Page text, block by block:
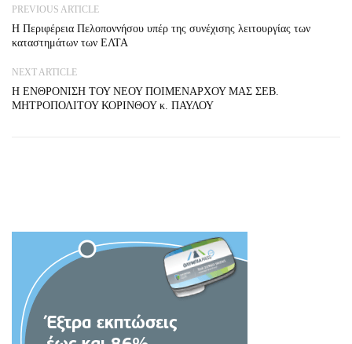
PREVIOUS ARTICLE
Η Περιφέρεια Πελοποννήσου υπέρ της συνέχισης λειτουργίας των
καταστημάτων των ΕΛΤΑ
NEXT ARTICLE
Η ΕΝΘΡΟΝΙΣΗ ΤΟΥ ΝΕΟΥ ΠΟΙΜΕΝΑΡΧΟΥ ΜΑΣ ΣΕΒ.
ΜΗΤΡΟΠΟΛΙΤΟΥ ΚΟΡΙΝΘΟΥ κ. ΠΑΥΛΟΥ